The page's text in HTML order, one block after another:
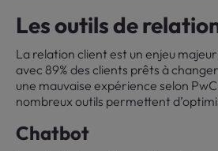
Les outils de
La relation client est un enjeu
avec 89% des clients prêts à
une mauvaise expérience selon
nombreux outils permettent
Chatbot